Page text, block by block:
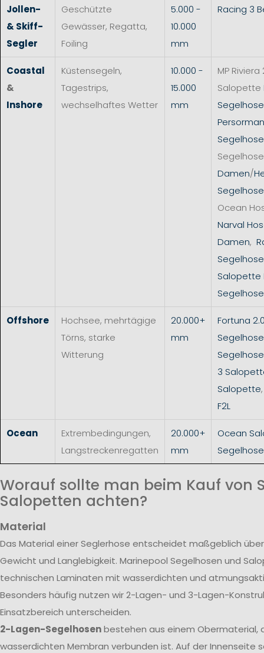
Jollen-
& Skiff-
Segler
Geschützte
Gewässer, Regatta,
Foiling
5.000 -
10.000
mm
Racing 3
Coastal
&
Inshore
Küstensegeln,
Tagestrips,
wechselhaftes Wetter
10.000 -
15.000
mm
MP Riviera
Salopette
Segelhose
Damen/
Ocean
Narval
Damen,
Segelhose
Salopette
Segelhose
Offshore
Hochsee, mehrtägige
Törns, starke
Witterung
20.000+
mm
Fortuna
Segelhose
3
Salopette
F2L
Ocean
Extrembedingungen,
Langstreckenregatten
20.000+
mm
Ocean
Segelhose
Worauf sollte man beim Kauf von
Salopetten achten?
Material
Das Material einer Seglerhose entscheidet maßgeblich
Gewicht und Langlebigkeit. Marinepool Segelhosen und
technischen Laminaten mit wasserdichten und
Besonders häufig nutzen wir 2-Lagen- und 3-Lagen-
Einsatzbereich unterscheiden.
2-Lagen-Segelhosenbestehen aus einem Obermaterial,
wasserdichten Membran verbunden ist. Auf der Innenseite